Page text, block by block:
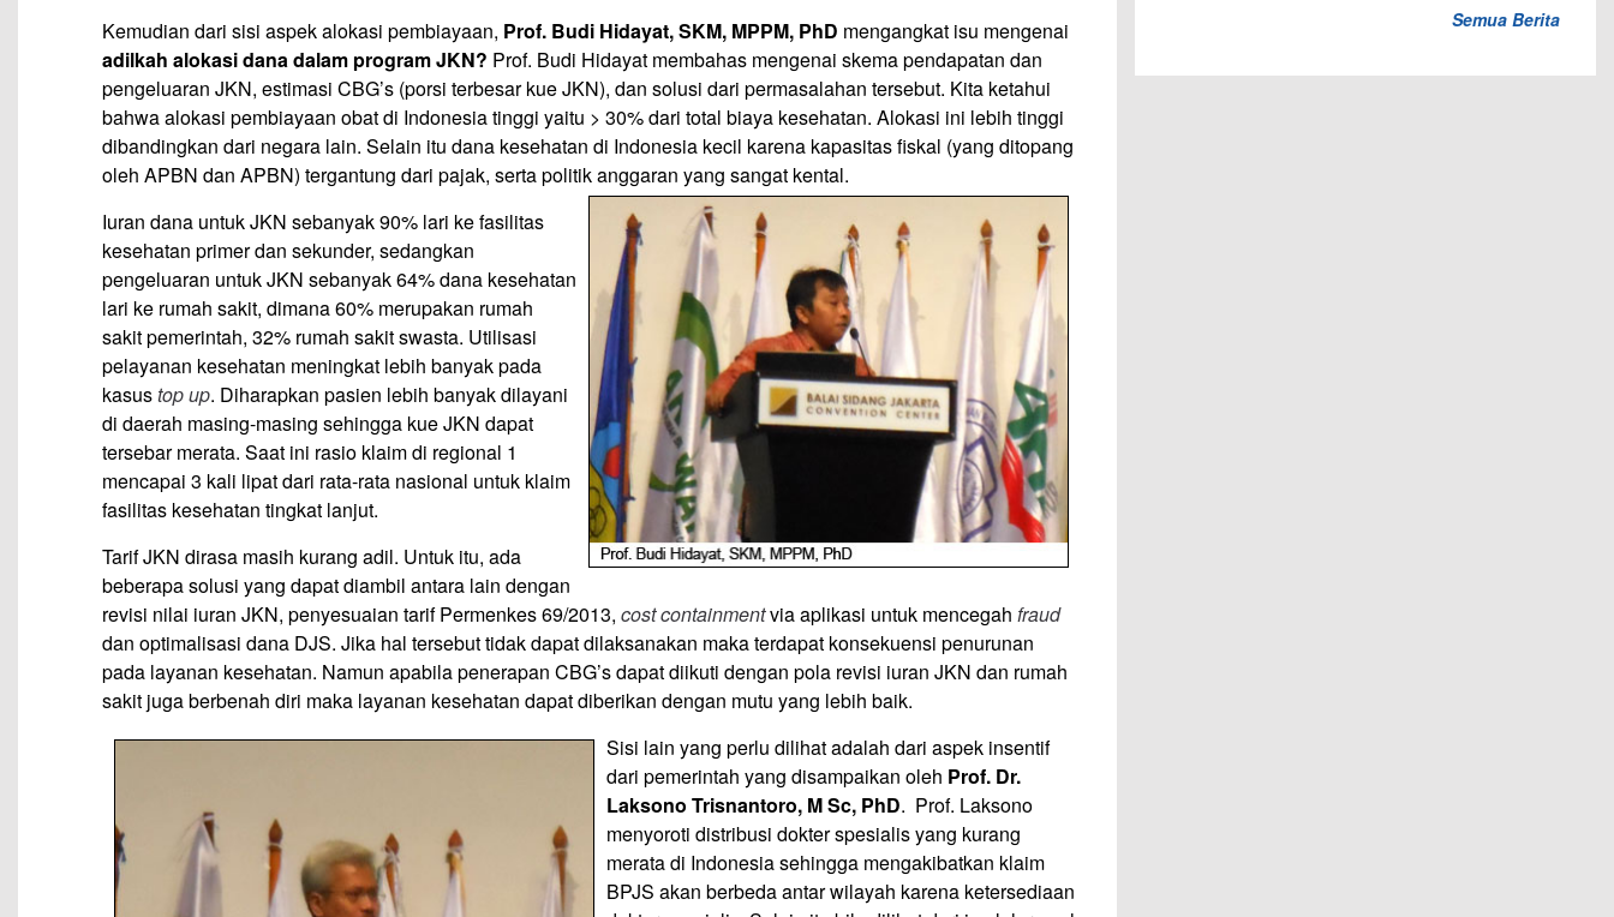
Kemudian dari sisi aspek alokasi pembiayaan, Prof. Budi Hidayat, SKM, MPPM, PhD mengangkat isu mengenai
adilkah alokasi dana dalam program JKN? Prof. Budi Hidayat membahas mengenai skema pendapatan dan
pengeluaran JKN, estimasi CBG’s (porsi terbesar kue JKN), dan solusi dari permasalahan tersebut. Kita ketahui
bahwa alokasi pembiayaan obat di Indonesia tinggi yaitu > 30% dari total biaya kesehatan. Alokasi ini lebih tinggi
dibandingkan dari negara lain. Selain itu dana kesehatan di Indonesia kecil karena kapasitas fiskal (yang ditopang
oleh APBN dan APBN) tergantung dari pajak, serta politik anggaran yang sangat kental.
Iuran dana untuk JKN sebanyak 90% lari ke fasilitas
kesehatan primer dan sekunder, sedangkan
pengeluaran untuk JKN sebanyak 64% dana kesehatan
lari ke rumah sakit, dimana 60% merupakan rumah
sakit pemerintah, 32% rumah sakit swasta. Utilisasi
pelayanan kesehatan meningkat lebih banyak pada
kasustop up. Diharapkan pasien lebih banyak dilayani
di daerah masing-masing sehingga kue JKN dapat
tersebar merata. Saat ini rasio klaim di regional 1
mencapai 3 kali lipat dari rata-rata nasional untuk klaim
fasilitas kesehatan tingkat lanjut.
Tarif JKN dirasa masih kurang adil. Untuk itu, ada
beberapa solusi yang dapat diambil antara lain dengan
revisi nilai iuran JKN, penyesuaian tarif Permenkes 69/2013, cost containmentvia aplikasi untuk mencegah fraud
dan optimalisasi dana DJS. Jika hal tersebut tidak dapat dilaksanakan maka terdapat konsekuensi penurunan
pada layanan kesehatan. Namun apabila penerapan CBG’s dapat diikuti dengan pola revisi iuran JKN dan rumah
sakit juga berbenah diri maka layanan kesehatan dapat diberikan dengan mutu yang lebih baik.
Sisi lain yang perlu dilihat adalah dari aspek insentif
dari pemerintah yang disampaikan oleh Prof. Dr.
Laksono Trisnantoro, M Sc, PhD. Prof. Laksono
menyoroti distribusi dokter spesialis yang kurang
merata di Indonesia sehingga mengakibatkan klaim
BPJS akan berbeda antar wilayah karena ketersediaan
Semua Berita